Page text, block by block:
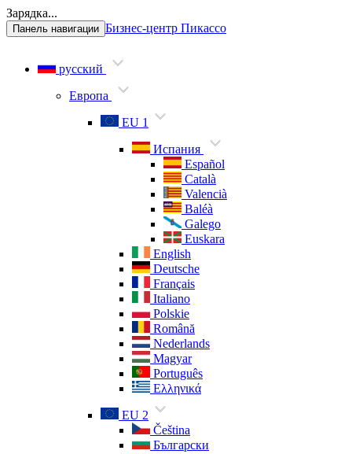
Зарядка...
Панель навигации Бизнес-центр Пикассо
русский
Европа
EU 1
Испания
Español
Català
Valencià
Baléà
Galego
Euskara
English
Deutsche
Français
Italiano
Polskie
Română
Nederlands
Magyar
Português
Ελληνικά
EU 2
Čeština
Български